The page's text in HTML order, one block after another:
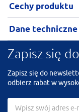
Cechy produktu
Dane techniczne
Zapisz się
Zapisz się do
odbierz rabat w